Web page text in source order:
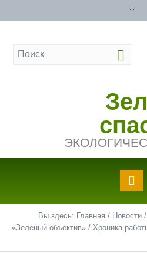
Вы здесь: Главная / Новости /
«Зеленый объектив» / Хроника